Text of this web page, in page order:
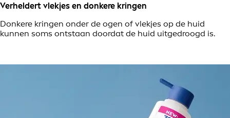
Verheldert vlekjes en donkere kringen
Donkere kringen onder de ogen of vlekjes op de huid
kunnen soms ontstaan doordat de huid uitgedroogd is.